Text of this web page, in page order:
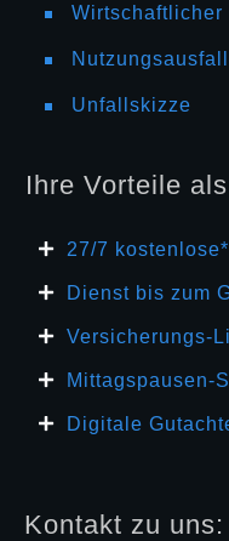
Wirtschaftlicher
Unfallskizze
Ihre Vorteile
27/7 kosten
Dienst bis zum
Versicherungs-
Mittagspausen-
Digitale
Kontakt zu uns: